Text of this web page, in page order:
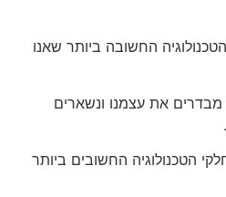
החשובה ביותר שאנו
את עצמנו ונשארים
הטכנולוגיה החשובים ביותר